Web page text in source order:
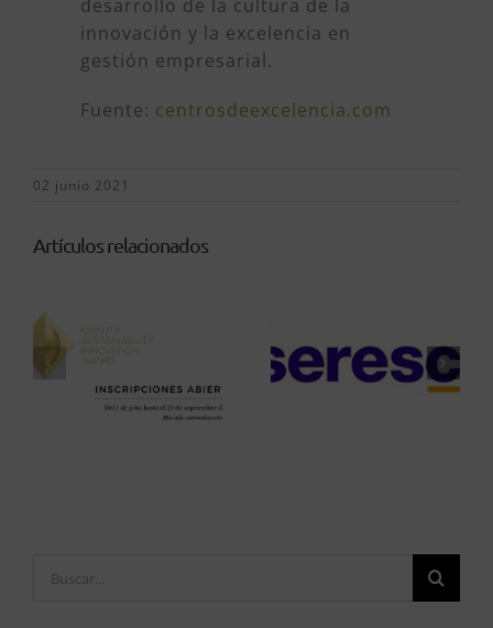
desarrollo de la cultura de la
innovación y la excelencia en
gestión empresarial.
Fuente: centrosdeexcelencia.com
02 junio 2021
Artículos relacionados